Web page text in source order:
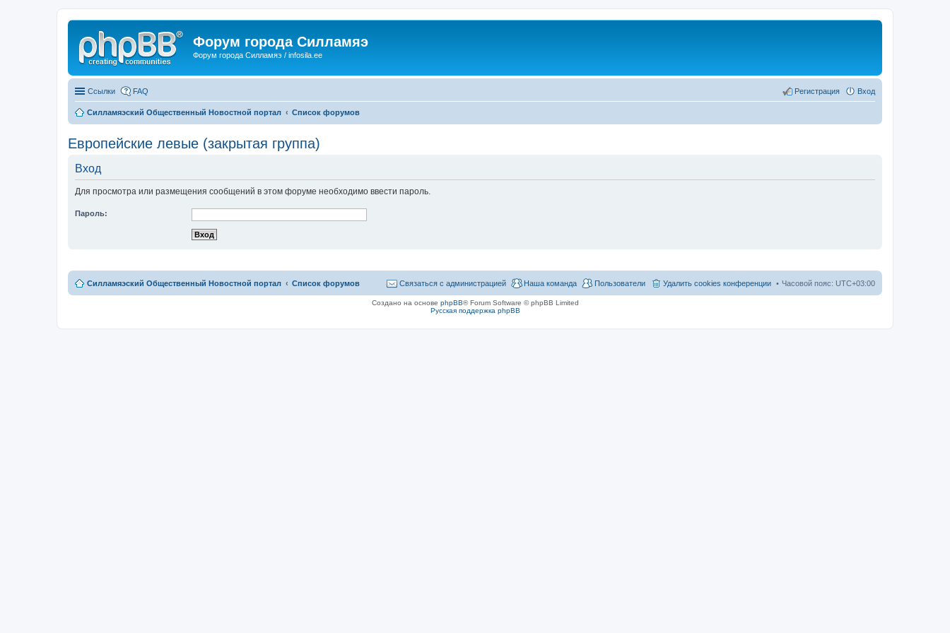
Форум города Силламяэ
Форум города Силламяэ / infosila.ee
Ссылки FAQ Вход
Регистрация
Силламяэский Общественный Новостной портал Список форумов
Европейские левые (закрытая группа)
Вход
Для просмотра или размещения сообщений в этом форуме необходимо ввести пароль.
Пароль:
Силламяэский Общественный Новостной портал Список форумов Часовой пояс: UTC+03:00
Удалить cookies конференции
Пользователи
Наша команда
Связаться с администрацией
Создано на основе phpBB® Forum Software © phpBB Limited
Русская поддержка phpBB